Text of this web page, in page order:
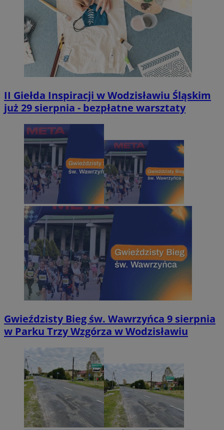
II Giełda Inspiracji w Wodzisławiu Śląskim
już 29 sierpnia - bezpłatne warsztaty
Gwieździsty Bieg św. Wawrzyńca 9 sierpnia
w Parku Trzy Wzgórza w Wodzisławiu